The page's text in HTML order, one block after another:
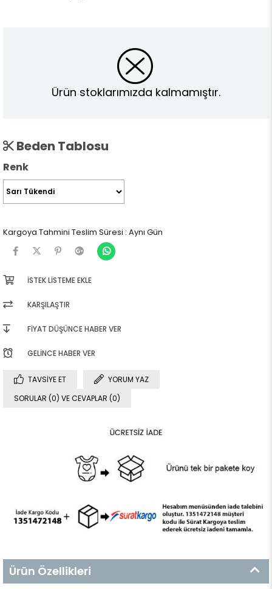
Ürün stoklarımızda kalmamıştır.
Beden Tablosu
Renk
Kargoya Tahmini Teslim Süresi : Aynı Gün
İSTEK LISTEME EKLE
KARŞILAŞTIR
FIYAT DÜŞÜNCE HABER VER
GELINCE HABER VER
TAVSIYE ET
YORUM YAZ
SORULAR (0) VE CEVAPLAR (0)
Ürün Özellikleri